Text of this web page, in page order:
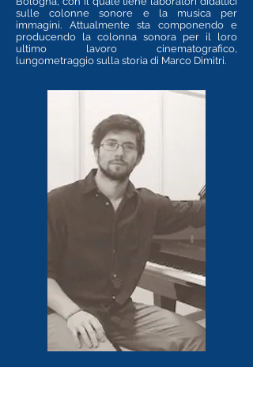
sulle colonne sonore e la musica per
immagini. Attualmente sta componendo e
producendo la colonna sonora per il loro
ultimo lavoro cinematografico,
lungometraggio sulla storia di Marco Dimitri.